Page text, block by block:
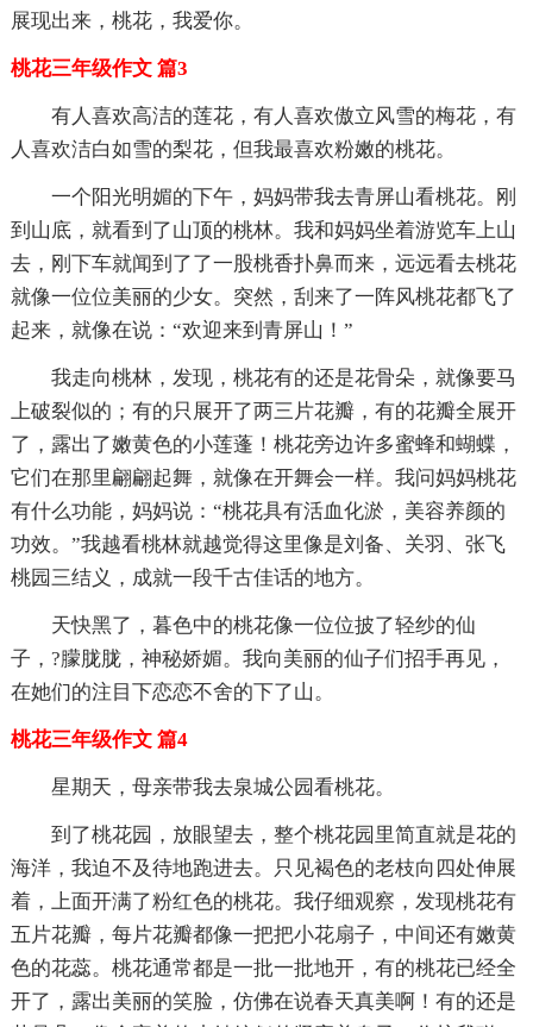
展现出来，桃花，我爱你。
桃花三年级作文 篇3
有人喜欢高洁的莲花，有人喜欢傲立风雪的梅花，有
人喜欢洁白如雪的梨花，但我最喜欢粉嫩的桃花。
一个阳光明媚的下午，妈妈带我去青屏山看桃花。刚
到山底，就看到了山顶的桃林。我和妈妈坐着游览车上山
去，刚下车就闻到了了一股桃香扑鼻而来，远远看去桃花
就像一位位美丽的少女。突然，刮来了一阵风桃花都飞了
起来，就像在说：“欢迎来到青屏山！”
我走向桃林，发现，桃花有的还是花骨朵，就像要马
上破裂似的；有的只展开了两三片花瓣，有的花瓣全展开
了，露出了嫩黄色的小莲蓬！桃花旁边许多蜜蜂和蝴蝶，
它们在那里翩翩起舞，就像在开舞会一样。我问妈妈桃花
有什么功能，妈妈说：“桃花具有活血化淤，美容养颜的
功效。”我越看桃林就越觉得这里像是刘备、关羽、张飞
桃园三结义，成就一段千古佳话的地方。
天快黑了，暮色中的桃花像一位位披了轻纱的仙
子，?朦胧胧，神秘娇媚。我向美丽的仙子们招手再见，
在她们的注目下恋恋不舍的下了山。
桃花三年级作文 篇4
星期天，母亲带我去泉城公园看桃花。
到了桃花园，放眼望去，整个桃花园里简直就是花的
海洋，我迫不及待地跑进去。只见褐色的老枝向四处伸展
着，上面开满了粉红色的桃花。我仔细观察，发现桃花有
五片花瓣，每片花瓣都像一把把小花扇子，中间还有嫩黄
色的花蕊。桃花通常都是一批一批地开，有的桃花已经全
开了，露出美丽的笑脸，仿佛在说春天真美啊！有的还是